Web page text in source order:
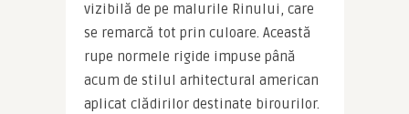
vizibilă de pe malurile Rinului, care
se remarcă tot prin culoare. Această
rupe normele rigide impuse până
acum de stilul arhitectural american
aplicat clădirilor destinate birourilor.